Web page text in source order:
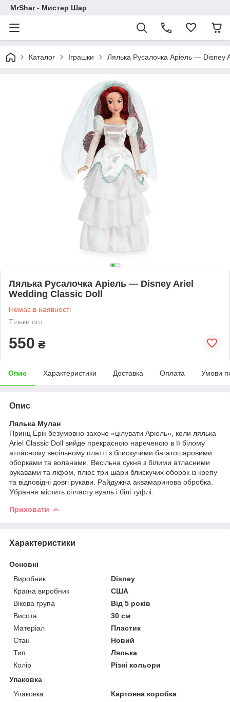
MrShar - Мистер Шар
Каталог Іграшки Лялька Русалочка Аріель — Disney
Лялька Русалочка Аріель — Disney Ariel
Wedding Classic Doll
Немає в наявності
Тільки опт
550 ₴
Опис Характеристики Доставка Оплата Умови
Опис
Лялька Мулан
Принц Ерік безумовно захоче «цілувати Аріель», коли лялька
Ariel Classic Doll вийде прекрасною нареченою в її білому
атласному весільному платті з блискучими багатошаровими
оборками та воланами. Весільна сукня з білими атласними
рукавами та ліфом, плюс три шари блискучих оборок із крепу
та відповідні довгі рукави. Райдужна аквамаринова обробка.
Убрання містить сітчасту вуаль і білі туфлі.
Приховати
Характеристики
Основні
Виробник
Disney
Країна виробник
США
Вікова група
Від 5 років
Висота
30 см
Матеріал
Пластик
Стан
Новий
Тип
Лялька
Колір
Різні кольори
Упаковка
Упаковка
Картонна коробка